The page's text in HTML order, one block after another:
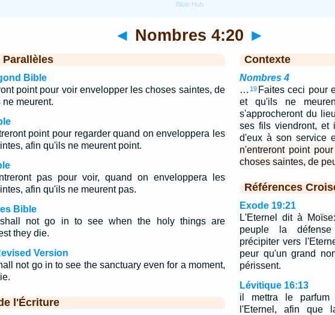
◄ Nombres 4:20 ►
Parallèles
Bible
point pour voir envelopper les choses saintes, de
ne meurent.
point pour regarder quand on enveloppera les
afin qu'ils ne meurent point.
pas pour voir, quand on enveloppera les
afin qu'ils ne meurent pas.
Bible
not go in to see when the holy things are
they die.
Version
not go in to see the sanctuary even for a moment,
l'Écriture
Contexte
Nombres 4
… 19 Faites ceci pour
et qu'ils ne
s'approcheront du
ses fils viendront, et
d'eux à son service
n'entreront point
choses saintes, de
Références
Exode 19:21
L'Eternel dit à
peuple la
précipiter vers
peur qu'un grand
périssent.
Lévitique 16:13
il mettra le
l'Eternel, afin que